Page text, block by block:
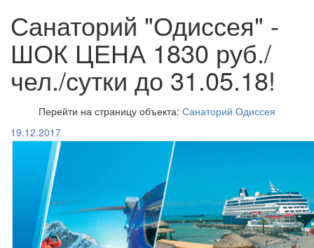
Санаторий "Одиссея" -
ШОК ЦЕНА 1830 руб./
чел./сутки до 31.05.18!
Перейти на страницу объекта: Санаторий Одиссея
19.12.2017